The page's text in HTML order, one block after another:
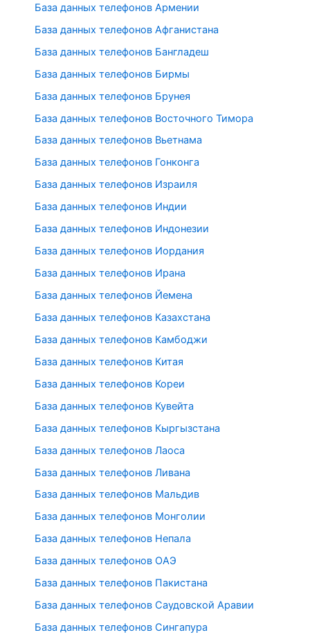
База данных телефонов Армении
База данных телефонов Афганистана
База данных телефонов Бангладеш
База данных телефонов Бирмы
База данных телефонов Брунея
База данных телефонов Восточного Тимора
База данных телефонов Вьетнама
База данных телефонов Гонконга
База данных телефонов Израиля
База данных телефонов Индии
База данных телефонов Индонезии
База данных телефонов Иордания
База данных телефонов Ирана
База данных телефонов Йемена
База данных телефонов Казахстана
База данных телефонов Камбоджи
База данных телефонов Китая
База данных телефонов Кореи
База данных телефонов Кувейта
База данных телефонов Кыргызстана
База данных телефонов Лаоса
База данных телефонов Ливана
База данных телефонов Мальдив
База данных телефонов Монголии
База данных телефонов Непала
База данных телефонов ОАЭ
База данных телефонов Пакистана
База данных телефонов Саудовской Аравии
База данных телефонов Сингапура